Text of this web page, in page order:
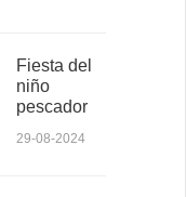
Fiesta del
niño
pescador
29-08-2024